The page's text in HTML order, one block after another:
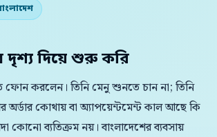
দৃশ্য দিয়ে শুরু করি
ফোন করলেন। তিনি মেনু শুনতে চান না; তিনি
অর্ডার কোথায় বা অ্যাপয়েন্টমেন্ট কাল আছে কি
কোনো ব্যতিক্রম নয়। বাংলাদেশের ব্যবসায়